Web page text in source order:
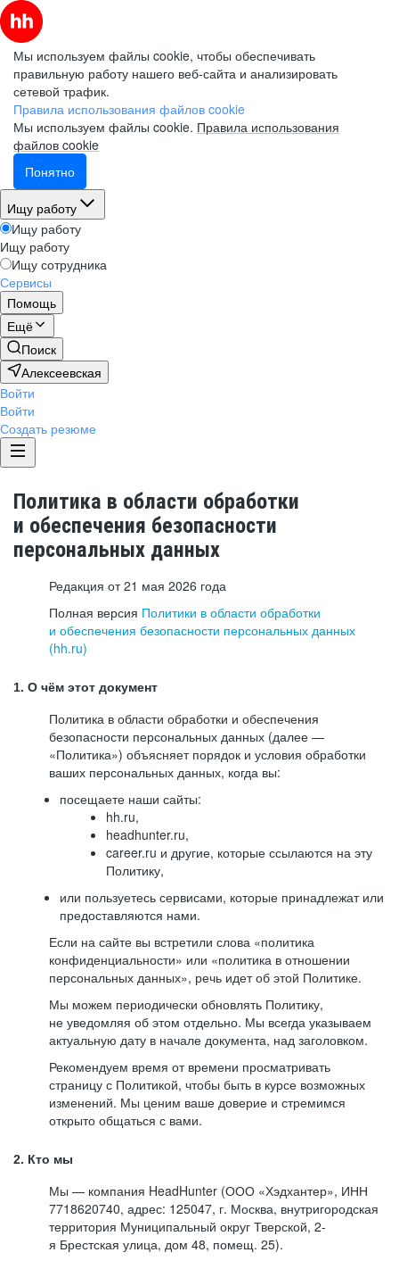
Мы используем файлы cookie, чтобы обеспечивать
правильную работу нашего веб-сайта и анализировать
сетевой трафик.
Правила использования файлов cookie
Мы используем файлы cookie. Правила использования
файлов cookie
Понятно
Ищу работу
Ищу работу
Ищу работу
Ищу сотрудника
Сервисы
Помощь
Ещё
Поиск
Алексеевская
Войти
Войти
Создать резюме
Политика в области обработки
и обеспечения безопасности
персональных данных
Редакция от 21 мая 2026 года
Полная версия Политики в области обработки
и обеспечения безопасности персональных данных
(hh.ru)
1. О чём этот документ
Политика в области обработки и обеспечения
безопасности персональных данных (далее —
«Политика») объясняет порядок и условия обработки
ваших персональных данных, когда вы:
посещаете наши сайты:
hh.ru,
headhunter.ru,
career.ru и другие, которые ссылаются на эту
Политику,
или пользуетесь сервисами, которые принадлежат или
предоставляются нами.
Если на сайте вы встретили слова «политика
конфиденциальности» или «политика в отношении
персональных данных», речь идет об этой Политике.
Мы можем периодически обновлять Политику,
не уведомляя об этом отдельно. Мы всегда указываем
актуальную дату в начале документа, над заголовком.
Рекомендуем время от времени просматривать
страницу с Политикой, чтобы быть в курсе возможных
изменений. Мы ценим ваше доверие и стремимся
открыто общаться с вами.
2. Кто мы
Мы — компания HeadHunter (ООО «Хэдхантер», ИНН
7718620740, адрес: 125047, г. Москва, внутригородская
территория Муниципальный округ Тверской, 2-
я Брестская улица, дом 48, помещ. 25).